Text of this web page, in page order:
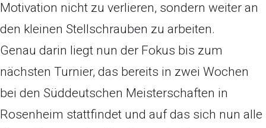
Motivation nicht zu verlieren, sondern weiter an
den kleinen Stellschrauben zu arbeiten.
Genau darin liegt nun der Fokus bis zum
nächsten Turnier, das bereits in zwei Wochen
bei den Süddeutschen Meisterschaften in
Rosenheim stattfindet und auf das sich nun alle